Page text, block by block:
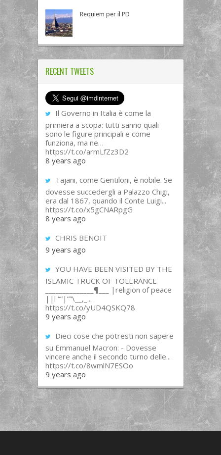
Requiem per il PD
RECENT TWEETS
Il Governo in Italia è come la
primiera a scopa: tutti sanno quali
sono le figure principali e come
funziona, ma ne…
https://t.co/armLfZz3D2
8 years ago
Tajani, come Gentiloni, è nobile. Se
dovesse succedergli a Palazzo Chigi,
era dal 1867, quando il Conte Luigi...
https://t.co/x5gCNARpgG
8 years ago
CHRIS BENOIT
9 years ago
YOU HAVE BEEN VISITED BY THE
ISLAMIC TRUCK OF TOLERANCE
______________¶___ |religion of peace
||l “”|””\__,_...
https://t.co/yUD4QSKQ78
9 years ago
Dieci cose che potresti non sapere
su Emmanuel Macron: - Dovesse
vincere anche il secondo turno delle...
https://t.co/8wmlN7ESOo
9 years ago